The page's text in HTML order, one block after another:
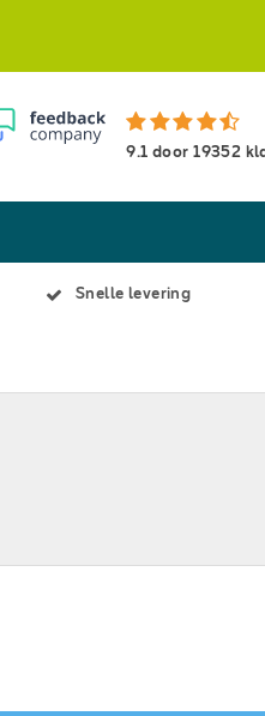
9.1door19352
Snelle levering